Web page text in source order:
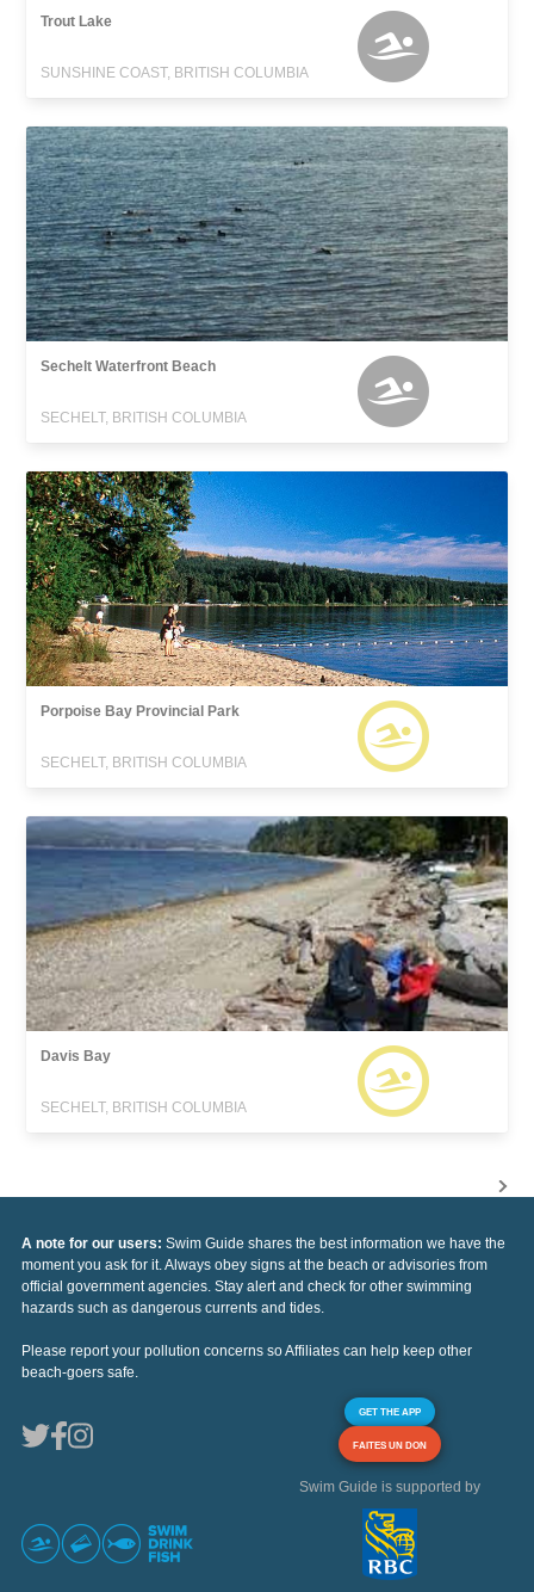
Trout Lake
SUNSHINE COAST, BRITISH COLUMBIA
Sechelt Waterfront Beach
SECHELT, BRITISH COLUMBIA
Porpoise Bay Provincial Park
SECHELT, BRITISH COLUMBIA
Davis Bay
SECHELT, BRITISH COLUMBIA
A note for our users: Swim Guide shares the best information we have the
moment you ask for it. Always obey signs at the beach or advisories from
official government agencies. Stay alert and check for other swimming
hazards such as dangerous currents and tides.
Please report your pollution concerns so Affiliates can help keep other
beach-goers safe.
GET THE APP
FAITES UN DON
Swim Guide is supported by